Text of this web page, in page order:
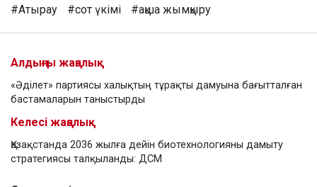
#Атырау #сот үкімі #ақша жымқыру
Алдыңғы жаңалық
«Әділет» партиясы халықтың тұрақты дамуына бағытталған
бастамаларын таныстырды
Келесі жаңалық
Қазақстанда 2036 жылға дейін биотехнологияны дамыту
стратегиясы талқыланды: ДСМ